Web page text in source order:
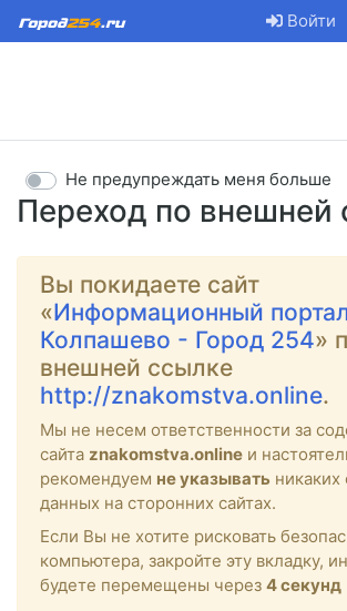
Войти
Переход по внешней
Не предупреждать меня больше
Вы покидаете сайт
«Информационный
Колпашево - Город 254»
внешней ссылке
http://znakomstva.online.
Мы не несем ответственности за
сайта znakomstva.online и
рекомендуем не указывать
данных на сторонних сайтах.
Если Вы не хотите рисковать
компьютера, закройте эту вкладку,
будете перемещены через 4секунд